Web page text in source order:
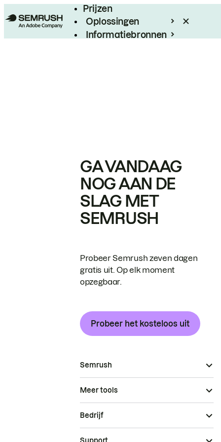
Prijzen
Oplossingen
Informatiebronnen
GA VANDAAG
NOG AAN DE
SLAG MET
SEMRUSH
Probeer Semrush zeven dagen
gratis uit. Op elk moment
opzegbaar.
Probeer het kosteloos uit
Semrush
Meer tools
Bedrijf